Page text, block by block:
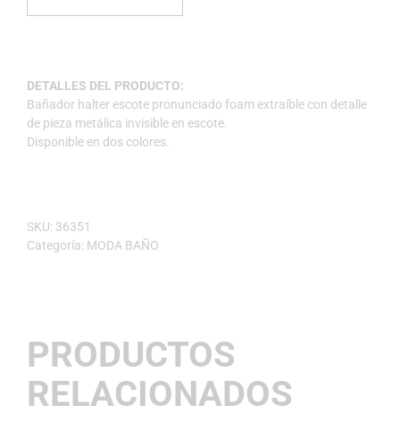
DETALLES DEL PRODUCTO:
Bañador halter escote pronunciado foam extraíble con detalle
de pieza metálica invisible en escote.
Disponible en dos colores.
SKU: 36351
Categoría: MODA BAÑO
PRODUCTOS
RELACIONADOS